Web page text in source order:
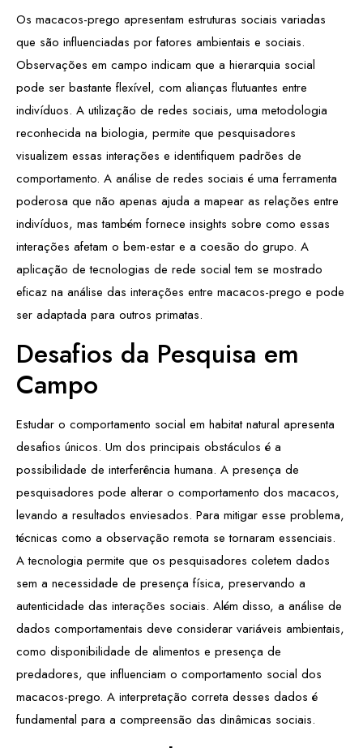
Os macacos-prego apresentam estruturas sociais variadas
que são influenciadas por fatores ambientais e sociais.
Observações em campo indicam que a hierarquia social
pode ser bastante flexível, com alianças flutuantes entre
indivíduos. A utilização de redes sociais, uma metodologia
reconhecida na biologia, permite que pesquisadores
visualizem essas interações e identifiquem padrões de
comportamento. A análise de redes sociais é uma ferramenta
poderosa que não apenas ajuda a mapear as relações entre
indivíduos, mas também fornece insights sobre como essas
interações afetam o bem-estar e a coesão do grupo. A
aplicação de tecnologias de rede social tem se mostrado
eficaz na análise das interações entre macacos-prego e pode
ser adaptada para outros primatas.
Desafios da Pesquisa em
Campo
Estudar o comportamento social em habitat natural apresenta
desafios únicos. Um dos principais obstáculos é a
possibilidade de interferência humana. A presença de
pesquisadores pode alterar o comportamento dos macacos,
levando a resultados enviesados. Para mitigar esse problema,
técnicas como a observação remota se tornaram essenciais.
A tecnologia permite que os pesquisadores coletem dados
sem a necessidade de presença física, preservando a
autenticidade das interações sociais. Além disso, a análise de
dados comportamentais deve considerar variáveis ambientais,
como disponibilidade de alimentos e presença de
predadores, que influenciam o comportamento social dos
macacos-prego. A interpretação correta desses dados é
fundamental para a compreensão das dinâmicas sociais.